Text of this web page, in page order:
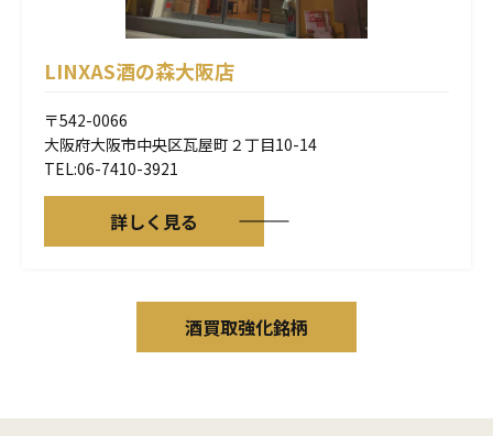
LINXAS酒の森大阪店
〒542-0066
大阪府大阪市中央区瓦屋町２丁目10-14
TEL:06-7410-3921
詳しく見る
酒買取強化銘柄